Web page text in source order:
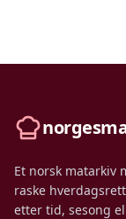
Et norsk matarkiv
raske
etter tid, sesong